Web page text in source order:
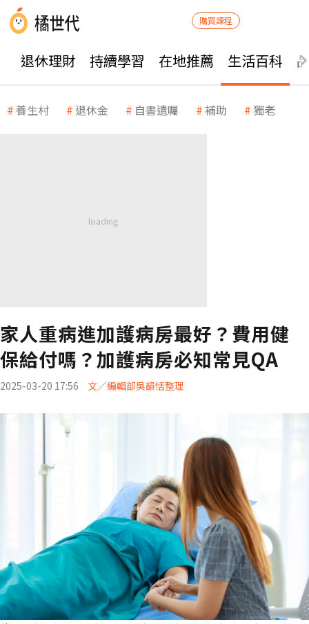
購買課程
退休理財 持續學習 在地推薦 生活百科
養生村 退休金 自書遺囑 補助 獨老
家人重病進加護病房最好？費用健
保給付嗎？加護病房必知常見QA
2025-03-20 17:56 文／編輯部吳韻恬整理